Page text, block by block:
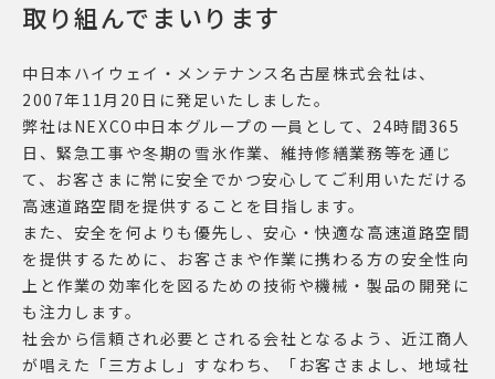
取り組んでまいります
中日本ハイウェイ・メンテナンス名古屋株式会社は、
2007年11月20日に発足いたしました。
弊社はNEXCO中日本グループの一員として、24時間365
日、緊急工事や冬期の雪氷作業、維持修繕業務等を通じ
て、お客さまに常に安全でかつ安心してご利用いただける
高速道路空間を提供することを目指します。
また、安全を何よりも優先し、安心・快適な高速道路空間
を提供するために、お客さまや作業に携わる方の安全性向
上と作業の効率化を図るための技術や機械・製品の開発に
も注力します。
社会から信頼され必要とされる会社となるよう、近江商人
が唱えた「三方よし」すなわち、「お客さまよし、地域社